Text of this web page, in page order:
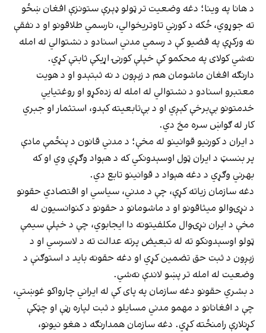
د هانا په وینا؛ دغه وضعیت تر ټولو ډېرې ستونزې افغان ښځو
ته جوړوي، ځکه د کورني تاوتریخوالي، نارسمي طلاقونو او د نفقې
نه ورکړې په قضیو کې د رسمي مدني اسنادو د نشتوالي له امله
نه‌شي کولای په محکمو کې خپلې کورنۍ اړیکې ثابتې کړي.
دارنګه افغان ماشومان هم د زېږون د نه ثبتېدو او د هویت
معتبرو اسنادو د نشتوالي له امله له زده‌کړو او روغتیايي
خدمتونو بې‌برخې کېږي او د بې‌تابعیته کېدو، استثمار او جبري
کار له ګواښ سره مخ دي.
د ایران د کورنیو قوانینو له مخې؛ د مدني قانون د پنځمې مادې
پر بنسټ د ایران ټول اوسېدونکي که د هېواد وګړي وي او که
بهرني وګړي د دغه هېواد د قوانینو تابع دي.
دغه سازمان زیاته کړې، چې د مدني، سیاسي او اقتصادي حقونو
د نړۍوالو میثاقونو او د ماشومانو د حقونو د کنوانسیون له
مخې د ایران نړۍوال مکلفیتونه دا ایجابوي، چې د خپلې سیمې
ټولو اوسېدونکو ته له تبعیض پرته عدالت ته د لاسرسي او د
زېږون د ثبت حق تضمین کړي او دغه حقونه باید د استوګنې د
وضعیت له امله تر پښو لاندې نه‌شي.
د بشري حقونو دغه سازمان په پای کې له ایراني چارواکو غوښتي،
چې د افغانانو د مهمو مدني مسایلو د ثبت لپاره رڼې او چټکې
کړنلارې رامنځته کړي. دغه سازمان همدارنګه د هغو نیونو،